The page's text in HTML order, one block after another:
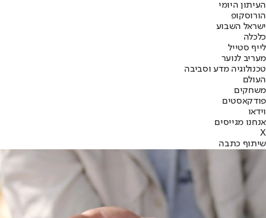
העיתון היומי
הורוסקופ
ישראל השבוע
כלכלה
לייף סטייל
מעריב לנוער
טכנולוגיה מדע וסביבה
העולם
משחקים
פודקאסטים
וידאו
אנחנו מגייסים
X
שיתוף כתבה